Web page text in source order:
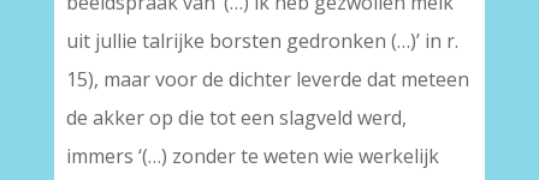
uit jullie talrijke borsten gedronken (…)’ in r.
15), maar voor de dichter leverde dat meteen
de akker op die tot een slagveld werd,
immers ‘(…) zonder te weten wie werkelijk